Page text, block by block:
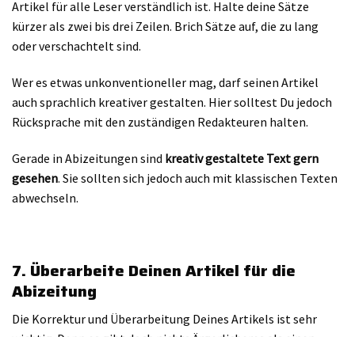
Artikel für alle Leser verständlich ist. Halte deine Sätze
kürzer als zwei bis drei Zeilen. Brich Sätze auf, die zu lang
oder verschachtelt sind.
Wer es etwas unkonventioneller mag, darf seinen Artikel
auch sprachlich kreativer gestalten. Hier solltest Du jedoch
Rücksprache mit den zuständigen Redakteuren halten.
Gerade in Abizeitungen sind kreativ gestaltete Text gern
gesehen. Sie sollten sich jedoch auch mit klassischen Texten
abwechseln.
7. Überarbeite Deinen Artikel für die
Abizeitung
Die Korrektur und Überarbeitung Deines Artikels ist sehr